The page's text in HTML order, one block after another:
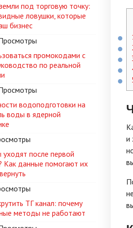
и
под торговую точку:
ловушки, которые
бизнес
промокодами с
по реальной
водоподготовки на
воды в ядерной
уходят после первой
Как данные помогают их
ТГ канал: почему
методы не работают